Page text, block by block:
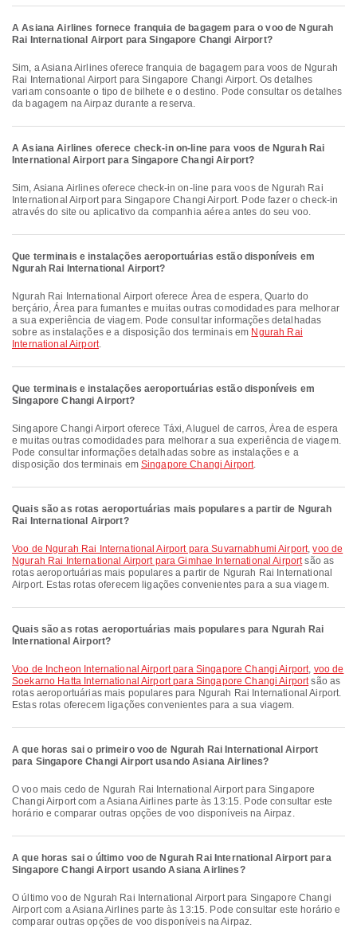
A Asiana Airlines fornece franquia de bagagem para o voo de Ngurah
Rai International Airport para Singapore Changi Airport?
Sim, a Asiana Airlines oferece franquia de bagagem para voos de Ngurah
Rai International Airport para Singapore Changi Airport. Os detalhes
variam consoante o tipo de bilhete e o destino. Pode consultar os detalhes
da bagagem na Airpaz durante a reserva.
A Asiana Airlines oferece check-in on-line para voos de Ngurah Rai
International Airport para Singapore Changi Airport?
Sim, Asiana Airlines oferece check-in on-line para voos de Ngurah Rai
International Airport para Singapore Changi Airport. Pode fazer o check-in
através do site ou aplicativo da companhia aérea antes do seu voo.
Que terminais e instalações aeroportuárias estão disponíveis em
Ngurah Rai International Airport?
Ngurah Rai International Airport oferece Área de espera, Quarto do
berçário, Área para fumantes e muitas outras comodidades para melhorar
a sua experiência de viagem. Pode consultar informações detalhadas
sobre as instalações e a disposição dos terminais em Ngurah Rai
International Airport.
Que terminais e instalações aeroportuárias estão disponíveis em
Singapore Changi Airport?
Singapore Changi Airport oferece Táxi, Aluguel de carros, Área de espera
e muitas outras comodidades para melhorar a sua experiência de viagem.
Pode consultar informações detalhadas sobre as instalações e a
disposição dos terminais em Singapore Changi Airport.
Quais são as rotas aeroportuárias mais populares a partir de Ngurah
Rai International Airport?
voo de Ngurah Rai International Airport para Suvarnabhumi Airport,voo de
Ngurah Rai International Airport para Gimhae International Airportsão as
rotas aeroportuárias mais populares a partir de Ngurah Rai International
Airport. Estas rotas oferecem ligações convenientes para a sua viagem.
Quais são as rotas aeroportuárias mais populares para Ngurah Rai
International Airport?
voo de Incheon International Airport para Singapore Changi Airport, voo de
Soekarno Hatta International Airport para Singapore Changi Airportsão as
rotas aeroportuárias mais populares para Ngurah Rai International Airport.
Estas rotas oferecem ligações convenientes para a sua viagem.
A que horas sai o primeiro voo de Ngurah Rai International Airport
para Singapore Changi Airport usando Asiana Airlines?
O voo mais cedo de Ngurah Rai International Airport para Singapore
Changi Airport com a Asiana Airlines parte às 13:15. Pode consultar este
horário e comparar outras opções de voo disponíveis na Airpaz.
A que horas sai o último voo de Ngurah Rai International Airport para
Singapore Changi Airport usando Asiana Airlines?
O último voo de Ngurah Rai International Airport para Singapore Changi
Airport com a Asiana Airlines parte às 13:15. Pode consultar este horário e
comparar outras opções de voo disponíveis na Airpaz.